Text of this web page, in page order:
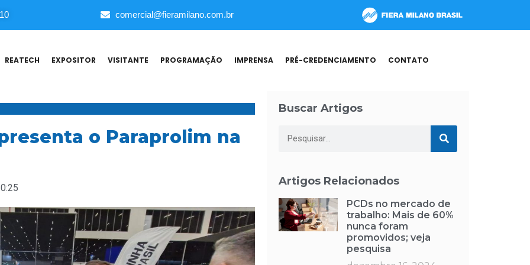
comercial@fieramilano.com.br
REATECH EXPOSITOR VISITANTE PROGRAMAÇÃO IMPRENSA PRÉ-CREDENCIAMENTO CONTATO
o Paraprolim na
Buscar Artigos
Artigos Relacionados
PCDs no mercado de
trabalho: Mais de 60%
nunca foram
promovidos; veja
pesquisa